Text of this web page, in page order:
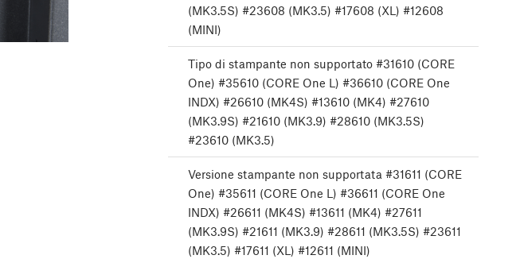
(MK3.5S) #23608 (MK3.5) #17608 (XL) #12608
(MINI)
Tipo di stampante non supportato #31610 (CORE
One) #35610 (CORE One L) #36610 (CORE One
INDX) #26610 (MK4S) #13610 (MK4) #27610
(MK3.9S) #21610 (MK3.9) #28610 (MK3.5S)
#23610 (MK3.5)
Versione stampante non supportata #31611 (CORE
One) #35611 (CORE One L) #36611 (CORE One
INDX) #26611 (MK4S) #13611 (MK4) #27611
(MK3.9S) #21611 (MK3.9) #28611 (MK3.5S) #23611
(MK3.5) #17611 (XL) #12611 (MINI)